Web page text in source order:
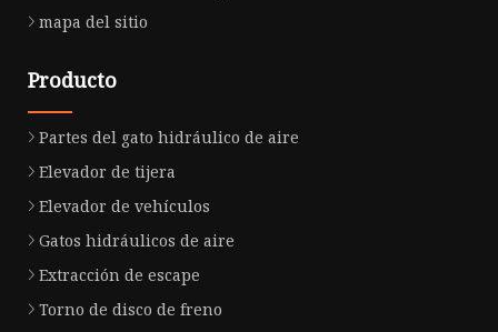
mapa del sitio
Producto
Partes del gato hidráulico de aire
Elevador de tijera
Elevador de vehículos
Gatos hidráulicos de aire
Extracción de escape
Torno de disco de freno